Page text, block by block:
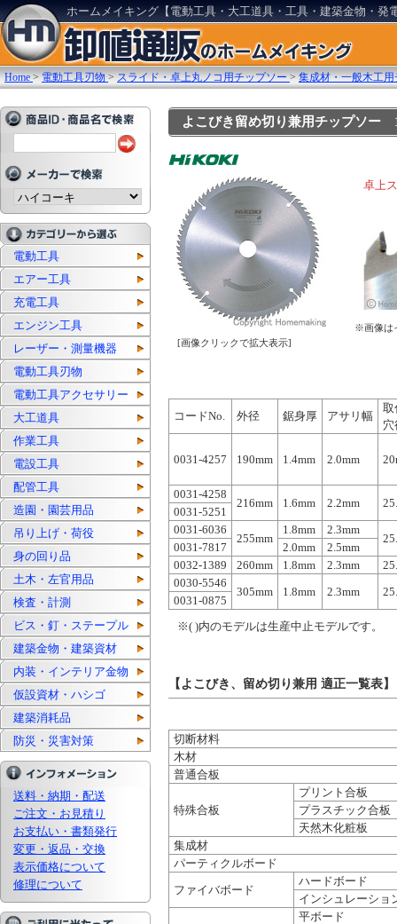
ホームメイキング【電動工具・大工道具・工具・建築金物・発
Home >電動工具刃物 >スライド・卓上丸ノコ用チップソー >集成材・一般木工
電動工具
エアー工具
充電工具
エンジン工具
レーザー・測量機器
電動工具刃物
電動工具アクセサリー
大工道具
作業工具
電設工具
配管工具
造園・園芸用品
吊り上げ・荷役
身の回り品
土木・左官用品
検査・計測
ビス・釘・ステープル
建築金物・建築資材
内装・インテリア金物
仮設資材・ハシゴ
建築消耗品
防災・災害対策
送料・納期・配送
ご注文・お見積り
お支払い・書類発行
変更・返品・交換
表示価格について
修理について
よこびき留め切り兼用チップソー
[画像クリックで拡大表示]
卓上
※画像は
コードNo. 外径 鋸身厚 アサリ幅
取
穴
0031-4257 190mm 1.4mm 2.0mm
0031-4258
216mm 1.6mm 2.2mm
0031-5251
0031-6036
255mm
1.8mm 2.3mm
0031-7817 2.0mm
2.5mm
0032-1389
260mm 1.8mm 2.3mm
0030-5546
305mm 1.8mm 2.3mm
0031-0875
※( )内のモデルは生産中止モデルです。
【よこびき、留め切り兼用 適正一覧表】
切断材料
木材
普通合板
特殊合板
プリント合板
プラスチック合板
天然木化粧板
集成材
パーティクルボード
ファイバボード
ハードボード
インシュレーショ
平ボード